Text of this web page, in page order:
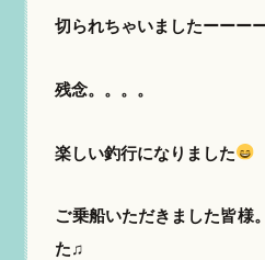
切られちゃいましたーーー
残念。。。。
楽しい釣行になりました
ご乗船いただきました皆様
た♫